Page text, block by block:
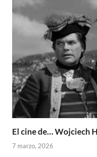
El cine de… Wojciech
7 marzo, 2026